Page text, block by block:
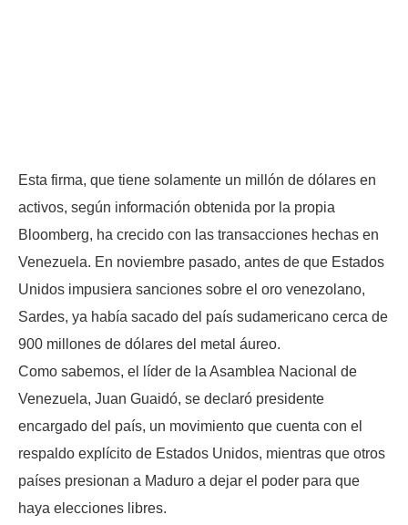
Esta firma, que tiene solamente un millón de dólares en
activos, según información obtenida por la propia
Bloomberg, ha crecido con las transacciones hechas en
Venezuela. En noviembre pasado, antes de que Estados
Unidos impusiera sanciones sobre el oro venezolano,
Sardes, ya había sacado del país sudamericano cerca de
900 millones de dólares del metal áureo.
Como sabemos, el líder de la Asamblea Nacional de
Venezuela, Juan Guaidó, se declaró presidente
encargado del país, un movimiento que cuenta con el
respaldo explícito de Estados Unidos, mientras que otros
países presionan a Maduro a dejar el poder para que
haya elecciones libres.